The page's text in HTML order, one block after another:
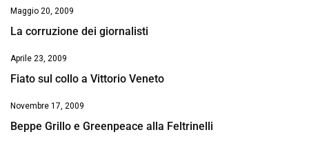
Maggio 20, 2009
La corruzione dei giornalisti
Aprile 23, 2009
Fiato sul collo a Vittorio Veneto
Novembre 17, 2009
Beppe Grillo e Greenpeace alla Feltrinelli